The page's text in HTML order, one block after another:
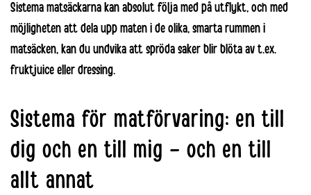
Sistema matsäckarna kan absolut följa med på utflykt, och med
möjligheten att dela upp maten i de olika, smarta rummen i
matsäcken, kan du undvika att spröda saker blir blöta av t.ex.
fruktjuice eller dressing.
Sistema för matförvaring: en till
dig och en till mig – och en till
allt annat